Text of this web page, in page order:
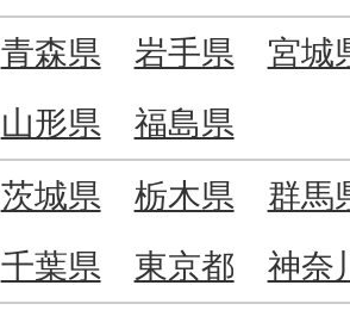
青森県 岩手県
宮城
山形県
福島県
茨城県 栃木県
群馬
千葉県
東京都 神奈